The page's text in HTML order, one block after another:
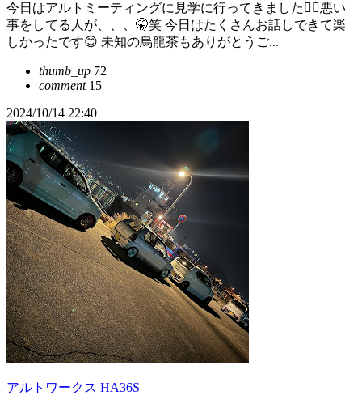
今日はアルトミーティングに見学に行ってきました🙋‍♂️悪い
事をしてる人が、、、🤫笑 今日はたくさんお話しできて楽
しかったです😊 未知の烏龍茶もありがとうご...
thumb_up 72
comment15
2024/10/14 22:40
アルトワークス HA36S